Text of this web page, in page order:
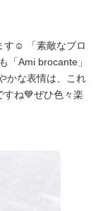
す☺️ 「素敵なブロ
「Ami brocante」
かな表情は、これ
すね💙ぜひ色々楽